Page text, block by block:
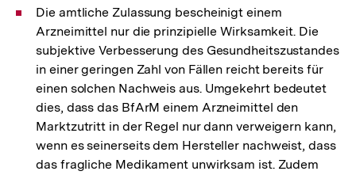
Die amtliche Zulassung bescheinigt einem
Arzneimittel nur die prinzipielle Wirksamkeit. Die
subjektive Verbesserung des Gesundheitszustandes
in einer geringen Zahl von Fällen reicht bereits für
einen solchen Nachweis aus. Umgekehrt bedeutet
dies, dass das BfArM einem Arzneimittel den
Marktzutritt in der Regel nur dann verweigern kann,
wenn es seinerseits dem Hersteller nachweist, dass
das fragliche Medikament unwirksam ist. Zudem